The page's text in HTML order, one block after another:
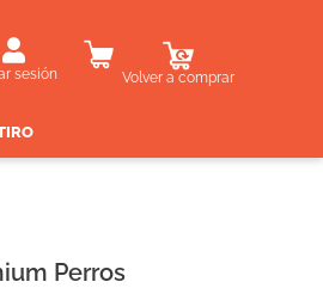
sesión Volver a comprar
Perros